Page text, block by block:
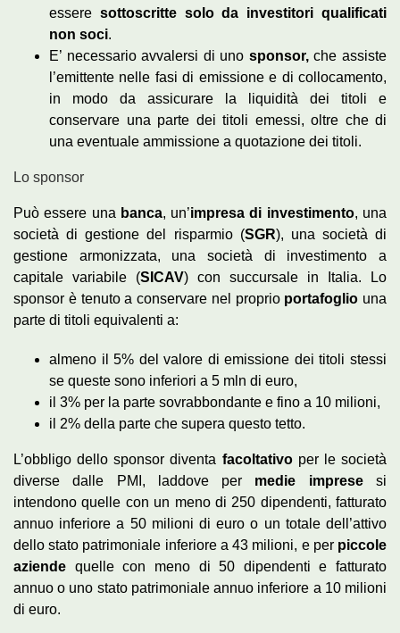
essere sottoscritte solo da investitori qualificati
non soci.
E’ necessario avvalersi di uno sponsor,che assiste
l’emittente nelle fasi di emissione e di collocamento,
in modo da assicurare la liquidità dei titoli e
conservare una parte dei titoli emessi, oltre che di
una eventuale ammissione a quotazione dei titoli.
Lo sponsor
Può essere una banca, un’impresa di investimento, una
società di gestione del risparmio (SGR), una società di
gestione armonizzata, una società di investimento a
capitale variabile (SICAV) con succursale in Italia. Lo
sponsor è tenuto a conservare nel proprio portafoglio una
parte di titoli equivalenti a:
almeno il 5% del valore di emissione dei titoli stessi
se queste sono inferiori a 5 mln di euro,
il 3% per la parte sovrabbondante e fino a 10 milioni,
il 2% della parte che supera questo tetto.
L’obbligo dello sponsor diventa facoltativoper le società
diverse dalle PMI, laddove per medie impresesi
intendono quelle con un meno di 250 dipendenti, fatturato
annuo inferiore a 50 milioni di euro o un totale dell’attivo
dello stato patrimoniale inferiore a 43 milioni, e per piccole
aziende quelle con meno di 50 dipendenti e fatturato
annuo o uno stato patrimoniale annuo inferiore a 10 milioni
di euro.